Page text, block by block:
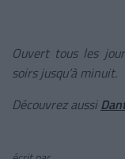
Ouvert tous les
soirs jusqu’à minuit.
Découvrez aussi